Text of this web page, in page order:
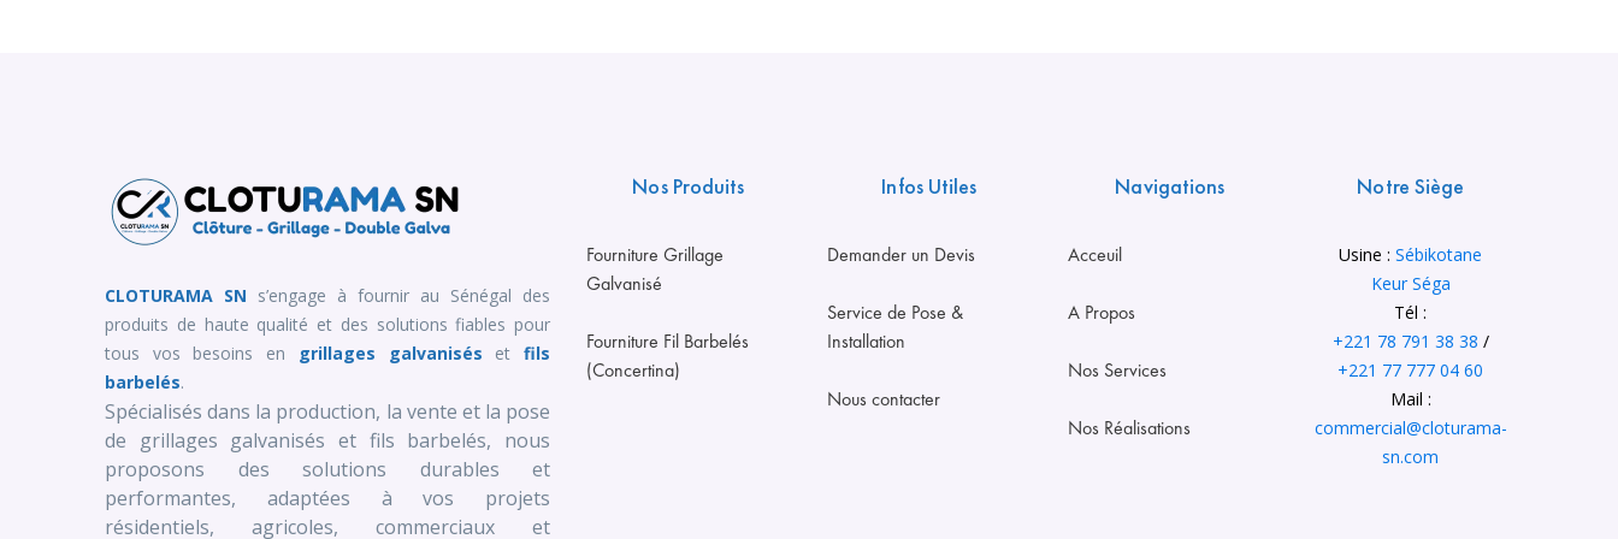
CLOTURAMA SN s’engage à fournir au Sénégal des
produits de haute qualité et des solutions fiables pour
tous vos besoins en
grillages galvanisés etfils
barbelés.
Spécialisés dans la production, la vente et la pose
de grillages galvanisés et fils barbelés, nous
proposons des solutions durables et
performantes, adaptées à vos projets
résidentiels, agricoles, commerciaux et
Nos Produits
Fourniture Grillage
Galvanisé
Fourniture Fil Barbelés
(Concertina)
Infos Utiles
Demander un Devis
Service de Pose &
Installation
Nous contacter
Navigations
Acceuil
A Propos
Nos Services
Nos Réalisations
Notre Siège
Usine :Sébikotane
Keur Séga
Tél :
+221 78 791 38 38 /
+221 77 777 04 60
Mail :
commercial@cloturama-
sn.com